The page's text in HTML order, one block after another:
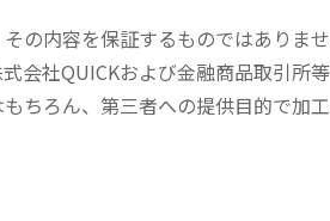
の内容を保証するものではありま
会社QUICKおよび金融商品取引所
ちろん、第三者への提供目的で加